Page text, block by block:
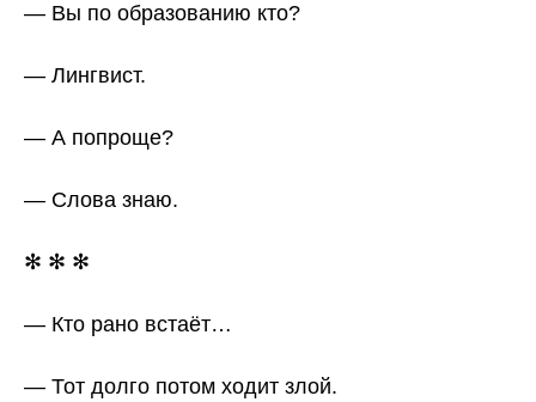
— Вы по образованию кто?
— Лингвист.
— А попроще?
— Слова знаю.
✻ ✻ ✻
— Кто рано встаёт…
— Тот долго потом ходит злой.